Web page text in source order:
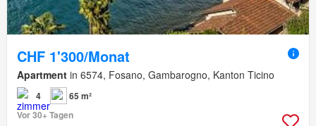
CHF 1'300/Monat
Apartment in 6574, Fosano, Gambarogno, Kanton Ticino
4
65 m²
Vor 30+ Tagen